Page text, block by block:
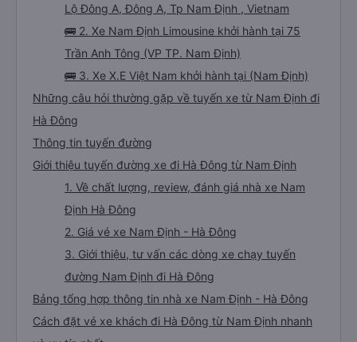
Lộ Đông A, Đông A, Tp Nam Định , Vietnam
🚌 2. Xe Nam Định Limousine khởi hành tại 75
Trần Anh Tông (VP TP. Nam Định)
🚌 3. Xe X.E Việt Nam khởi hành tại (Nam Định)
Những câu hỏi thường gặp về tuyến xe từ Nam Định đi
Hà Đông
Thông tin tuyến đường
Giới thiệu tuyến đường xe đi Hà Đông từ Nam Định
1. Về chất lượng, review, đánh giá nhà xe Nam
Định Hà Đông
2. Giá vé xe Nam Định - Hà Đông
3. Giới thiệu, tư vấn các dòng xe chạy tuyến
đường Nam Định đi Hà Đông
Bảng tổng hợp thông tin nhà xe Nam Định - Hà Đông
Cách đặt vé xe khách đi Hà Đông từ Nam Định nhanh